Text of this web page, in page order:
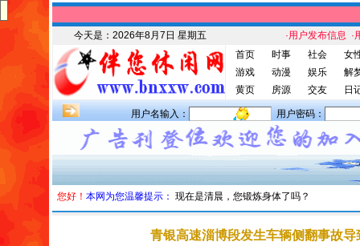
今天是： 2026年8月7日 星期五 ·用户发布信息 ·
首页
时事 社会
女
游戏
动漫 娱乐
解
黄页
房源 交友 日
用户名输入： 用户密码：
您好！ 本网为您温馨提示： 现在是清晨，您锻炼身体了吗？
青银高速淄博段发生车辆侧翻事故导